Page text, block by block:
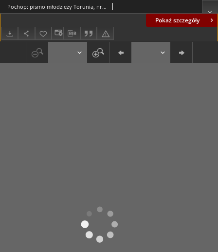
Pokaż szczegóły
Pochop: pismo młodzieży Torunia, nr 1 (02.10.1989)